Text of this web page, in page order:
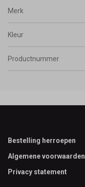
Merk
Kleur
Productnummer
Footer
Bestelling herroepen
Algemene voorwaarden
Privacy statement